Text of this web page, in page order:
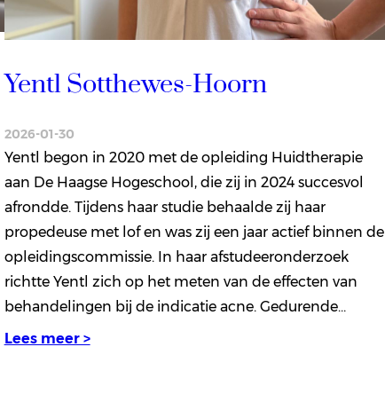
Yentl Sotthewes-Hoorn
2026-01-30
Yentl begon in 2020 met de opleiding Huidtherapie
aan De Haagse Hogeschool, die zij in 2024 succesvol
afrondde. Tijdens haar studie behaalde zij haar
propedeuse met lof en was zij een jaar actief binnen de
opleidingscommissie. In haar afstudeeronderzoek
richtte Yentl zich op het meten van de effecten van
behandelingen bij de indicatie acne. Gedurende…
Lees meer >